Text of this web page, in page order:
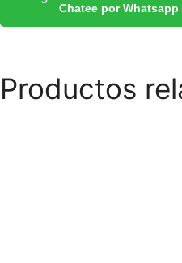
Chatee por Whatsapp
Productos